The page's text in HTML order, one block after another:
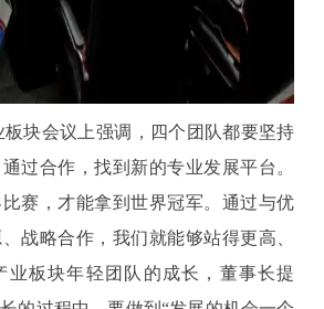
板块会议上强调，四个团队都要坚持
过合作，找到新的专业发展平台。
赛，才能拿到世界冠军。通过与优
战略合作，我们就能够站得更高、
业板块年轻团队的成长，董事长提